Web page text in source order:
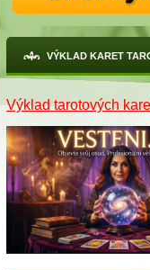
VÝKLAD KARET
Výklad tarotových